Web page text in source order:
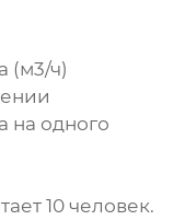
(м3/ч)
на одного
10 человек.